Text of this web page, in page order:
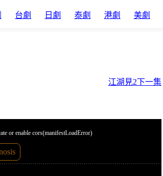
台劇 日劇 泰劇 港劇 美劇
江湖見2下一集